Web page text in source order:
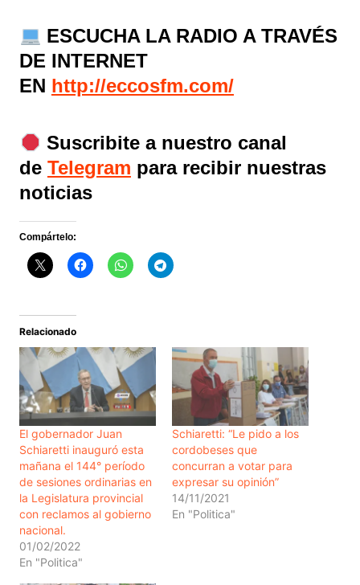
ESCUCHA LA RADIO A TRAVÉS
DE INTERNET
EN http://eccosfm.com/
Suscribite a nuestro canal
de Telegram para recibir nuestras
noticias
Compártelo:
Relacionado
El gobernador Juan
Schiaretti inauguró esta
mañana el 144° período
de sesiones ordinarias en
la Legislatura provincial
con reclamos al gobierno
nacional.
01/02/2022
En "Politica"
Schiaretti: “Le pido a los
cordobeses que
concurran a votar para
expresar su opinión”
14/11/2021
En "Politica"